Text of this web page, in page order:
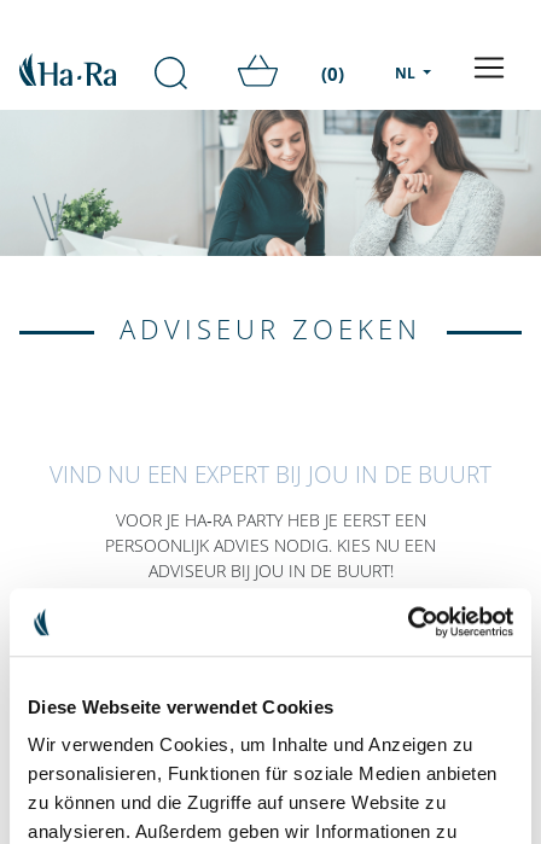
Diese Webseite verwendet Cookies
Wir verwenden Cookies, um Inhalte und Anzeigen zu
personalisieren, Funktionen für soziale Medien anbieten
zu können und die Zugriffe auf unsere Website zu
analysieren. Außerdem geben wir Informationen zu
(0) NL
ADVISEUR ZOEKEN
VIND NU EEN EXPERT BIJ JOU IN DE BUURT
VOOR JE HA‑RA PARTY HEB JE EERST EEN
PERSOONLIJK ADVIES NODIG. KIES NU EEN
ADVISEUR BIJ JOU IN DE BUURT!